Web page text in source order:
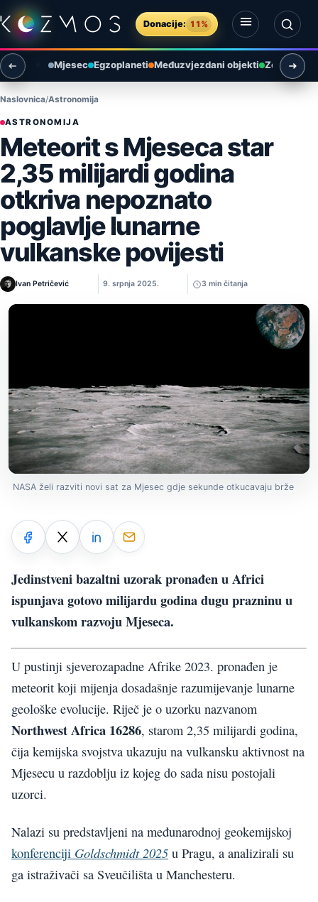
Preskoči na sadržaj
Donacije: 11%
Otvori izbornik
Otvori pretragu
Mjesec Egzoplaneti Međuzvjezdani objekti Zemlja i
Naslovnica Astronomija
ASTRONOMIJA
Meteorit s Mjeseca star
2,35 milijardi godina
otkriva nepoznato
poglavlje lunarne
vulkanske povijesti
Ivan Petričević 9. srpnja 2025. 3 min čitanja
NASA želi razviti novi sat za Mjesec gdje sekunde otkucavaju brže
Jedinstveni bazaltni uzorak pronađen u Africi
ispunjava gotovo milijardu godina dugu prazninu u
vulkanskom razvoju Mjeseca.
U pustinji sjeverozapadne Afrike 2023. pronađen je
meteorit koji mijenja dosadašnje razumijevanje lunarne
geološke evolucije. Riječ je o uzorku nazvanom
Northwest Africa 16286, starom 2,35 milijardi godina,
čija kemijska svojstva ukazuju na vulkansku aktivnost na
Mjesecu u razdoblju iz kojeg do sada nisu postojali
uzorci.
Nalazi su predstavljeni na međunarodnoj geokemijskoj
konferenciji Goldschmidt 2025 u Pragu, a analizirali su
ga istraživači sa Sveučilišta u Manchesteru.